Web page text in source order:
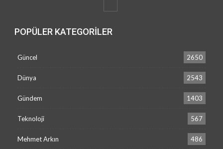
POPÜLER KATEGORILER
Güncel 2650
Dünya 2543
Gündem 1403
Teknoloji 567
Mehmet Arkın 486